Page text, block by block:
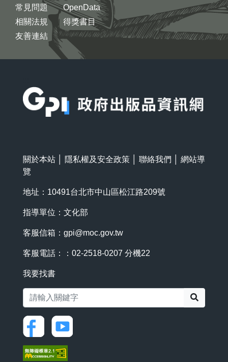
常見問題
相關法規
友善連結
OpenData
得獎書目
關於本站 隱私權及安全政策 聯絡我們
網站導
覽
地址：10491台北市中山區松江路209號
指導單位：文化部
客服信箱： gpi@moc.gov.tw
客服電話：：02-2518-0207 分機22
我要找書